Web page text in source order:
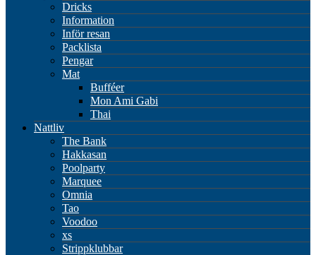
Dricks
Information
Inför resan
Packlista
Pengar
Mat
Bufféer
Mon Ami Gabi
Thai
Nattliv
The Bank
Hakkasan
Poolparty
Marquee
Omnia
Tao
Voodoo
xs
Strippklubbar